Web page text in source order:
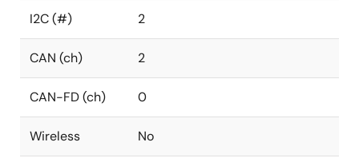
I2C (#) 2
CAN (ch) 2
CAN-FD (ch) 0
Wireless No